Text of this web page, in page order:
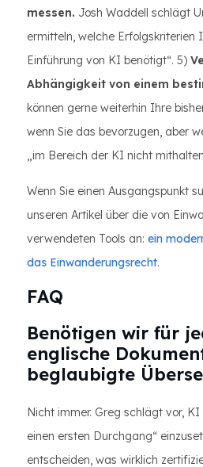
messen. Josh Waddell schlägt
ermitteln, welche Erfolgskriterien
Einführung von KI benötigt“. 5)
Abhängigkeit von einem
können gerne weiterhin Ihre
wenn Sie das bevorzugen, aber
„im Bereich der KI nicht
Wenn Sie einen Ausgangspunkt
unseren Artikel über die von
verwendeten Tools an: ein
das Einwanderungsrecht.
FAQ
Benötigen wir für
englische
beglaubigte
Nicht immer. Greg schlägt vor,
einen ersten Durchgang“
entscheiden, was wirklich